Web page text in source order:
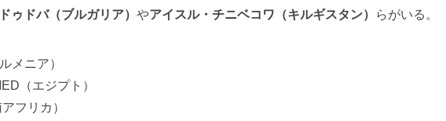
ゥドバ（ブルガリア）やアイスル・チニベコワ（キルギスタン） らがいる。
メニア）
（エジプト）
フリカ）